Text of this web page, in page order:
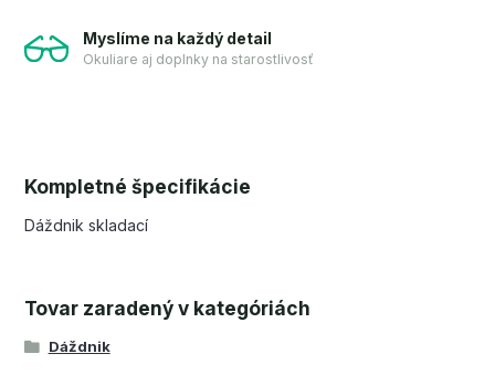
Myslíme na každý detail
Okuliare aj doplnky na starostlivosť
Kompletné špecifikácie
Dáždnik skladací
Tovar zaradený v kategóriách
Dáždnik